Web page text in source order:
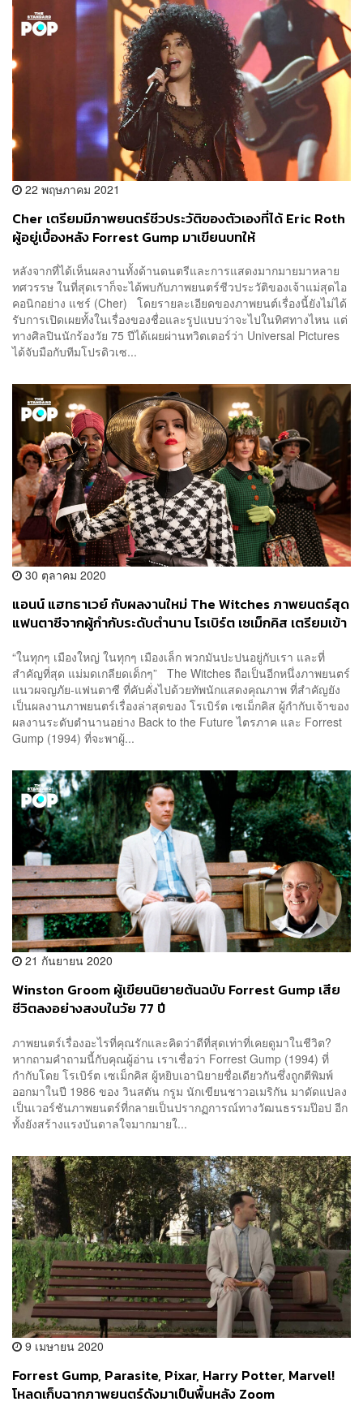
22 พฤษภาคม 2021
Cher เตรียมมีภาพยนตร์ชีวประวัติของตัวเองที่ได้ Eric Roth
ผู้อยู่เบื้องหลัง Forrest Gump มาเขียนบทให้
หลังจากที่ได้เห็นผลงานทั้งด้านดนตรีและการแสดงมากมายมาหลาย
ทศวรรษ ในที่สุดเราก็จะได้พบกับภาพยนตร์ชีวประวัติของเจ้าแม่สุดไอ
คอนิกอย่าง แชร์ (Cher) โดยรายละเอียดของภาพยนต์เรื่องนี้ยังไม่ได้
รับการเปิดเผยทั้งในเรื่องของชื่อและรูปแบบว่าจะไปในทิศทางไหน แต่
ทางศิลปินนักร้องวัย 75 ปีได้เผยผ่านทวิตเตอร์ว่า Universal Pictures
ได้จับมือกับทีมโปรดิวเซ...
30 ตุลาคม 2020
แอนน์ แฮทธาเวย์ กับผลงานใหม่ The Witches ภาพยนตร์สุด
แฟนตาซีจากผู้กำกับระดับตำนาน โรเบิร์ต เซเม็กคิส เตรียมเข้า
“ในทุกๆ เมืองใหญ่ ในทุกๆ เมืองเล็ก พวกมันปะปนอยู่กับเรา และที่
สำคัญที่สุด แม่มดเกลียดเด็กๆ” The Witches ถือเป็นอีกหนึ่งภาพยนตร์
แนวผจญภัย-แฟนตาซี ที่คับคั่งไปด้วยทัพนักแสดงคุณภาพ ที่สำคัญยัง
เป็นผลงานภาพยนตร์เรื่องล่าสุดของ โรเบิร์ต เซเม็กคิส ผู้กำกับเจ้าของ
ผลงานระดับตำนานอย่าง Back to the Future ไตรภาค และ Forrest
Gump (1994) ที่จะพาผู้...
21 กันยายน 2020
Winston Groom ผู้เขียนนิยายต้นฉบับ Forrest Gump เสีย
ชีวิตลงอย่างสงบในวัย 77 ปี
ภาพยนตร์เรื่องอะไรที่คุณรักและคิดว่าดีที่สุดเท่าที่เคยดูมาในชีวิต?
หากถามคำถามนี้กับคุณผู้อ่าน เราเชื่อว่า Forrest Gump (1994) ที่
กำกับโดย โรเบิร์ต เซเม็กคิส ผู้หยิบเอานิยายชื่อเดียวกันซึ่งถูกตีพิมพ์
ออกมาในปี 1986 ของ วินสตัน กรูม นักเขียนชาวอเมริกัน มาดัดแปลง
เป็นเวอร์ชันภาพยนตร์ที่กลายเป็นปรากฏการณ์ทางวัฒนธรรมป๊อป อีก
ทั้งยังสร้างแรงบันดาลใจมากมายใ...
9 เมษายน 2020
Forrest Gump, Parasite, Pixar, Harry Potter, Marvel!
โหลดเก็บฉากภาพยนตร์ดังมาเป็นพื้นหลัง Zoom